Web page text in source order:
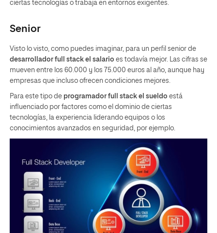
ciertas tecnologías o trabaja en entornos exigentes.
Senior
Visto lo visto, como puedes imaginar, para un perfil senior de
desarrollador full stack el salario es todavía mejor. Las cifras se
mueven entre los 60.000 y los 75.000 euros al año, aunque hay
empresas que incluso ofrecen condiciones mejores.
Para este tipo de programador full stack el sueldo está
influenciado por factores como el dominio de ciertas
tecnologías, la experiencia liderando equipos o los
conocimientos avanzados en seguridad, por ejemplo.